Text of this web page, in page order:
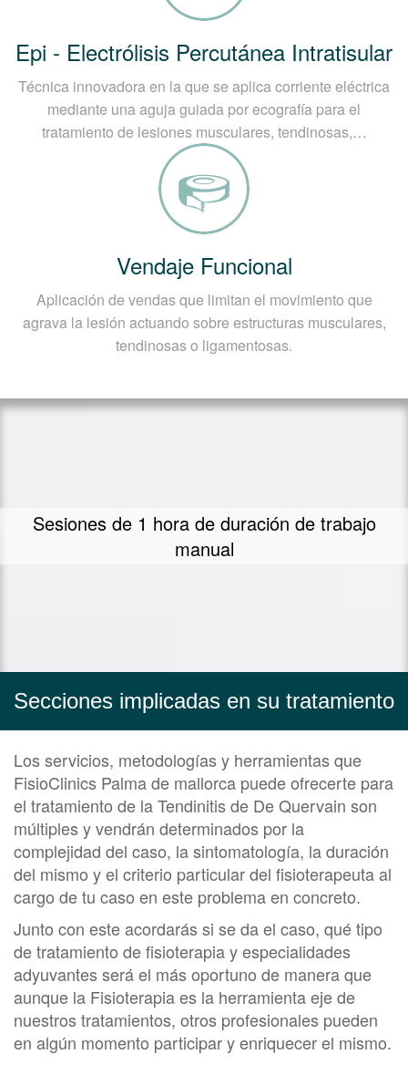
Epi - Electrólisis Percutánea Intratisular
Técnica innovadora en la que se aplica corriente eléctrica
mediante una aguja guiada por ecografía para el
tratamiento de lesiones musculares, tendinosas,…
Vendaje Funcional
Aplicación de vendas que limitan el movimiento que
agrava la lesión actuando sobre estructuras musculares,
tendinosas o ligamentosas.
Sesiones de 1 hora de duración de trabajo
manual
Secciones implicadas en su tratamiento
Los servicios, metodologías y herramientas que
FisioClinics Palma de mallorca puede ofrecerte para
el tratamiento de la Tendinitis de De Quervain son
múltiples y vendrán determinados por la
complejidad del caso, la sintomatología, la duración
del mismo y el criterio particular del fisioterapeuta al
cargo de tu caso en este problema en concreto.
Junto con este acordarás si se da el caso, qué tipo
de tratamiento de fisioterapia y especialidades
adyuvantes será el más oportuno de manera que
aunque la Fisioterapia es la herramienta eje de
nuestros tratamientos, otros profesionales pueden
en algún momento participar y enriquecer el mismo.